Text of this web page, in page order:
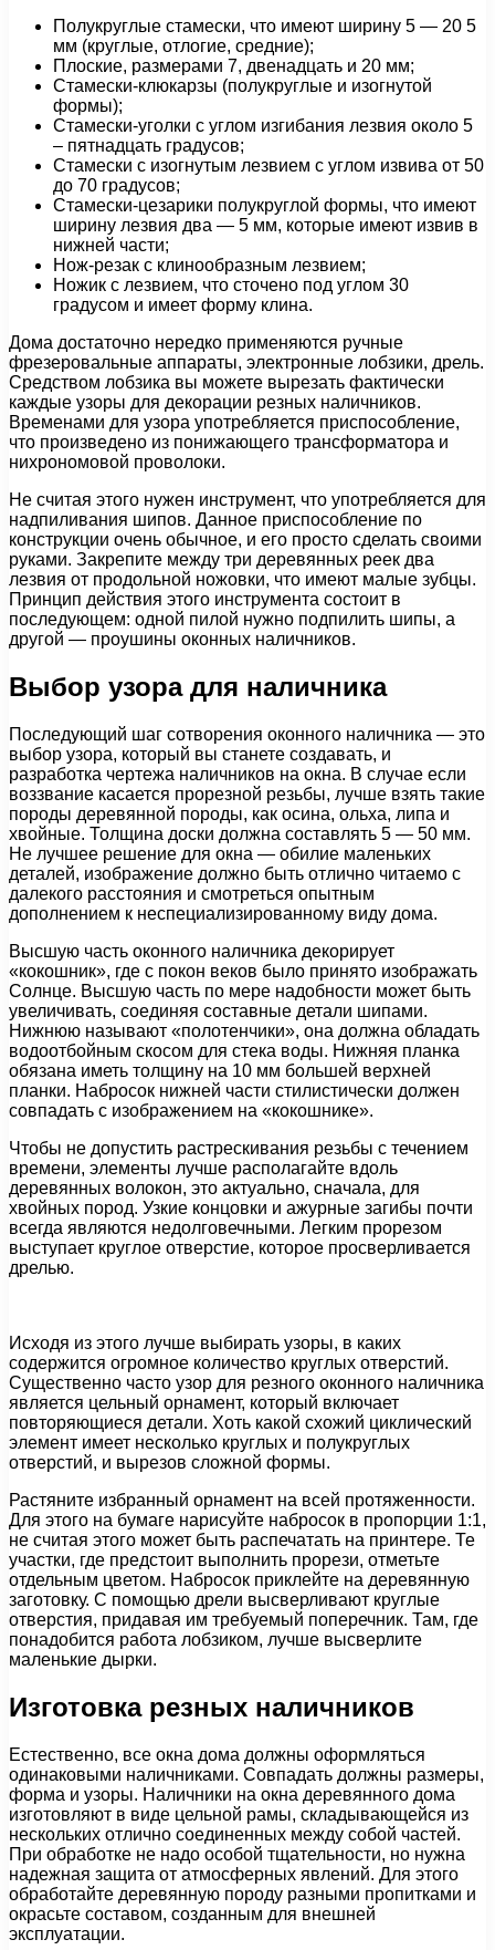
Полукруглые стамески, что имеют ширину 5 — 20 5
мм (круглые, отлогие, средние);
Плоские, размерами 7, двенадцать и 20 мм;
Стамески-клюкарзы (полукруглые и изогнутой
формы);
Стамески-уголки с углом изгибания лезвия около 5
– пятнадцать градусов;
Стамески с изогнутым лезвием с углом извива от 50
до 70 градусов;
Стамески-цезарики полукруглой формы, что имеют
ширину лезвия два — 5 мм, которые имеют извив в
нижней части;
Нож-резак с клинообразным лезвием;
Ножик с лезвием, что сточено под углом 30
градусом и имеет форму клина.
Дома достаточно нередко применяются ручные
фрезеровальные аппараты, электронные лобзики, дрель.
Средством лобзика вы можете вырезать фактически
каждые узоры для декорации резных наличников.
Временами для узора употребляется приспособление,
что произведено из понижающего трансформатора и
нихрономовой проволоки.
Не считая этого нужен инструмент, что употребляется для
надпиливания шипов. Данное приспособление по
конструкции очень обычное, и его просто сделать своими
руками. Закрепите между три деревянных реек два
лезвия от продольной ножовки, что имеют малые зубцы.
Принцип действия этого инструмента состоит в
последующем: одной пилой нужно подпилить шипы, а
другой — проушины оконных наличников.
Выбор узора для наличника
Последующий шаг сотворения оконного наличника — это
выбор узора, который вы станете создавать, и
разработка чертежа наличников на окна. В случае если
воззвание касается прорезной резьбы, лучше взять такие
породы деревянной породы, как осина, ольха, липа и
хвойные. Толщина доски должна составлять 5 — 50 мм.
Не лучшее решение для окна — обилие маленьких
деталей, изображение должно быть отлично читаемо с
далекого расстояния и смотреться опытным
дополнением к неспециализированному виду дома.
Высшую часть оконного наличника декорирует
«кокошник», где с покон веков было принято изображать
Солнце. Высшую часть по мере надобности может быть
увеличивать, соединяя составные детали шипами.
Нижнюю называют «полотенчики», она должна обладать
водоотбойным скосом для стека воды. Нижняя планка
обязана иметь толщину на 10 мм большей верхней
планки. Набросок нижней части стилистически должен
совпадать с изображением на «кокошнике».
Чтобы не допустить растрескивания резьбы с течением
времени, элементы лучше располагайте вдоль
деревянных волокон, это актуально, сначала, для
хвойных пород. Узкие концовки и ажурные загибы почти
всегда являются недолговечными. Легким прорезом
выступает круглое отверстие, которое просверливается
дрелью.
Исходя из этого лучше выбирать узоры, в каких
содержится огромное количество круглых отверстий.
Существенно часто узор для резного оконного наличника
является цельный орнамент, который включает
повторяющиеся детали. Хоть какой схожий циклический
элемент имеет несколько круглых и полукруглых
отверстий, и вырезов сложной формы.
Растяните избранный орнамент на всей протяженности.
Для этого на бумаге нарисуйте набросок в пропорции 1:1,
не считая этого может быть распечатать на принтере. Те
участки, где предстоит выполнить прорези, отметьте
отдельным цветом. Набросок приклейте на деревянную
заготовку. С помощью дрели высверливают круглые
отверстия, придавая им требуемый поперечник. Там, где
понадобится работа лобзиком, лучше высверлите
маленькие дырки.
Изготовка резных наличников
Естественно, все окна дома должны оформляться
одинаковыми наличниками. Совпадать должны размеры,
форма и узоры. Наличники на окна деревянного дома
изготовляют в виде цельной рамы, складывающейся из
нескольких отлично соединенных между собой частей.
При обработке не надо особой тщательности, но нужна
надежная защита от атмосферных явлений. Для этого
обработайте деревянную породу разными пропитками и
окрасьте составом, созданным для внешней
эксплуатации.